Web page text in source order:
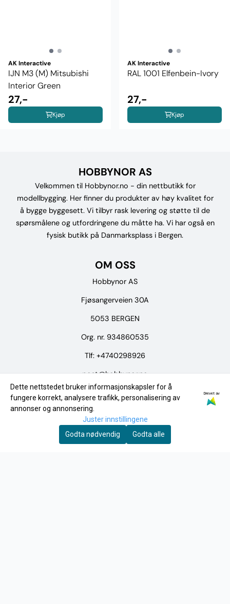
AK Interactive
IJN M3 (M) Mitsubishi
Interior Green
27,-
Kjøp
AK Interactive
RAL 1001 Elfenbein-Ivory
27,-
Kjøp
HOBBYNOR AS
Velkommen til Hobbynor.no - din nettbutikk for
modellbygging. Her finner du produkter av høy kvalitet for
å bygge byggesett. Vi tilbyr rask levering og støtte til de
spørsmålene og utfordringene du måtte ha. Vi har også en
fysisk butikk på Danmarksplass i Bergen.
OM OSS
Hobbynor AS
Fjøsangerveien 30A
5053 BERGEN
Org. nr. 934860535
Tlf: +4740298926
post@hobbynor.no
Meny
Merker
Tilbud
Dette nettstedet bruker informasjonskapsler for å
fungere korrekt, analysere trafikk, personalisering av
annonser og annonsering.
Drevet av
Juster innstillingene
Godta nødvendig
Godta alle